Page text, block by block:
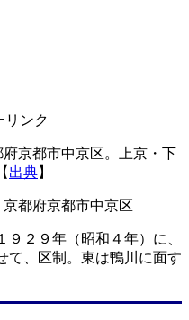
リンク
京都市中京区。上京・下
出典】
都府京都市中京区
２９年（昭和４年）に、
て、区制。東は鴨川に面す